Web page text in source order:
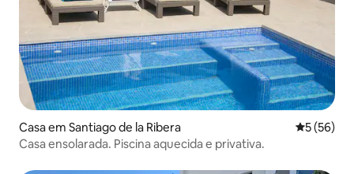
Casa em Santiago de la Ribera
5 (56)
Casa ensolarada. Piscina aquecida e privativa.